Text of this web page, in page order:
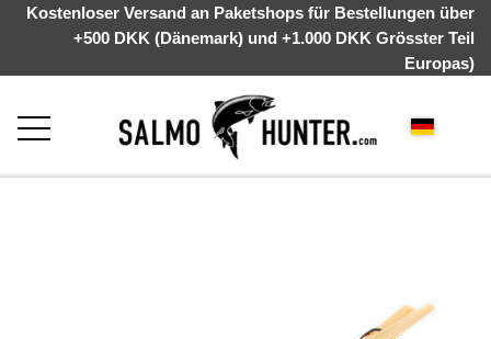
Kostenloser Versand an Paketshops für Bestellungen über
+500 DKK (Dänemark) und +1.000 DKK Grösster Teil
Europas)